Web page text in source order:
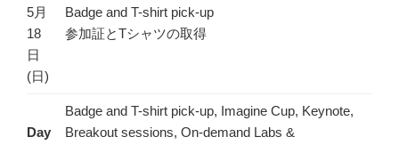
5月
18
日
(日)
Badge and T-shirt pick-up
参加証とTシャツの取得
Day
Badge and T-shirt pick-up, Imagine Cup, Keynote,
Breakout sessions, On-demand Labs &